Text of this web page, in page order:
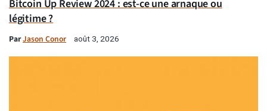
Bitcoin Up Review 2024 : est-ce une arnaque ou
légitime ?
ParJason Conor août 3, 2026